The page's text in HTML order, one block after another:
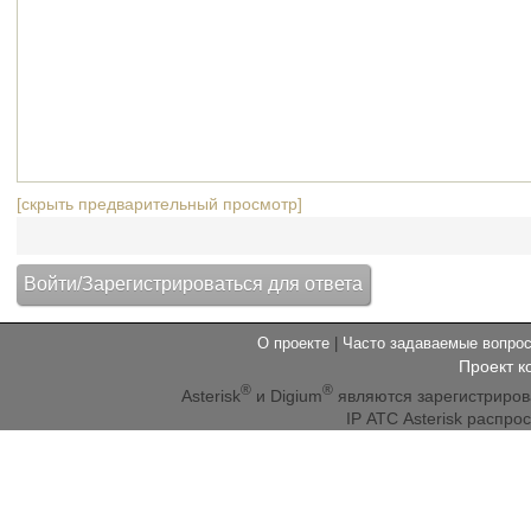
[скрыть предварительный просмотр]
О проекте Часто задаваемые
Проект
Asterisk® и Digium® являются
IP АТС Asterisk